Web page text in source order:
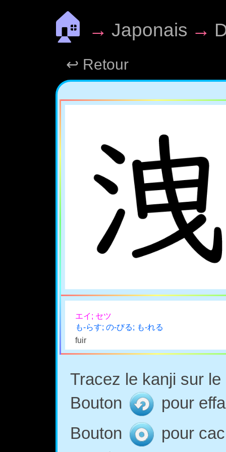
🏠 → Japonais →
↩ Retour
エイ; セツ
も-らす; の-びる; も-れる
fuir
Tracez le kanji sur
Bouton
pour
Bouton
pour